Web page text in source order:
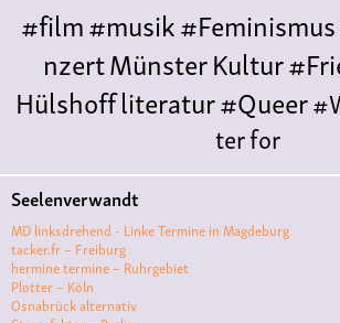
#film#musik#Feminismus
nzertMünsterKultur
Hülshoffliteratur#Queer
ter for
LiteraturePolyamoriePolytreff
Polyamorietreff
MonogamieCNM#jazz#vortrag
ismuskunstantisemitismus
Seelenverwandt
MD linksdrehend - Linke Termine in Magdeburg
tacker.fr – Freiburg
hermine termine – Ruhrgebiet
Plotter – Köln
Osnabrück alternativ